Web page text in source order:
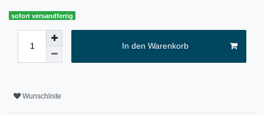
sofort versandfertig
In den Warenkorb
Wunschliste